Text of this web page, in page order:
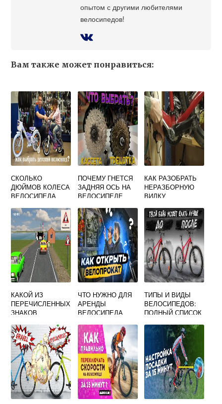
опытом с другими любителями
велосипедов!
Вам также может понравиться:
СКОЛЬКО
ДЮЙМОВ КОЛЕСА
ВЕЛОСИПЕДА
ЛЕТ
ПОЧЕМУ ГНЕТСЯ
ЗАДНЯЯ ОСЬ НА
ВЕЛОСИПЕДЕ
КАК РАЗОБРАТЬ
НЕРАЗБОРНУЮ
ВИЛКУ
КАКОЙ ИЗ
ПЕРЕЧИСЛЕННЫХ
ЗНАКОВ
ПРЕДУПРЕЖДАЮ
ЩИМ
ВЕЛОСИПЕДНАЯ
ДОРОЖКА
ЧТО НУЖНО ДЛЯ
АРЕНДЫ
ВЕЛОСИПЕДА
ТИПЫ И ВИДЫ
ВЕЛОСИПЕДОВ:
ПОЛНЫЙ СПИСОК